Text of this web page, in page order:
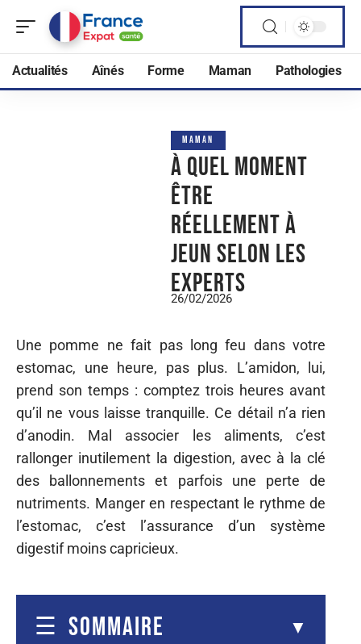
Actualités Aînés Forme Maman Pathologies
MAMAN
À quel moment
être
réellement à
jeun selon les
experts
26/02/2026
Une pomme ne fait pas long feu dans votre
estomac, une heure, pas plus. L’amidon, lui,
prend son temps : comptez trois heures avant
qu’il ne vous laisse tranquille. Ce détail n’a rien
d’anodin. Mal associer les aliments, c’est
rallonger inutilement la digestion, avec à la clé
des ballonnements et parfois une perte de
nutriments. Manger en respectant le rythme de
l’estomac, c’est l’assurance d’un système
digestif moins capricieux.
SOMMAIRE